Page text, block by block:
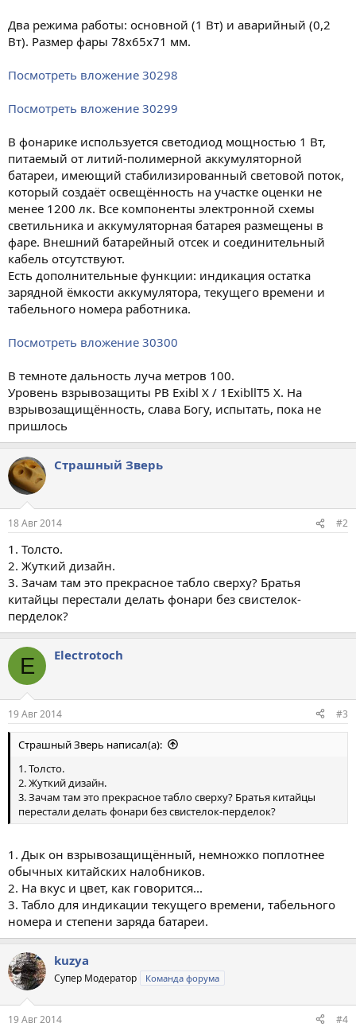
Два режима работы: основной (1 Вт) и аварийный (0,2
Вт). Размер фары 78х65х71 мм.
Посмотреть вложение 30298
Посмотреть вложение 30299
В фонарике используется светодиод мощностью 1 Вт,
питаемый от литий-полимерной аккумуляторной
батареи, имеющий стабилизированный световой поток,
который создаёт освещённость на участке оценки не
менее 1200 лк. Все компоненты электронной схемы
светильника и аккумуляторная батарея размещены в
фаре. Внешний батарейный отсек и соединительный
кабель отсутствуют.
Есть дополнительные функции: индикация остатка
зарядной ёмкости аккумулятора, текущего времени и
табельного номера работника.
Посмотреть вложение 30300
В темноте дальность луча метров 100.
Уровень взрывозащиты PB Exibl X / 1ExibllT5 X. На
взрывозащищённость, слава Богу, испытать, пока не
пришлось
Страшный Зверь
18 Авг 2014 #2
1. Толсто.
2. Жуткий дизайн.
3. Зачам там это прекрасное табло сверху? Братья
китайцы перестали делать фонари без свистелок-
перделок?
E Electrotoch
19 Авг 2014 #3
Страшный Зверь написал(а):
1. Толсто.
2. Жуткий дизайн.
3. Зачам там это прекрасное табло сверху? Братья китайцы
перестали делать фонари без свистелок-перделок?
1. Дык он взрывозащищённый, немножко поплотнее
обычных китайских налобников.
2. На вкус и цвет, как говорится...
3. Табло для индикации текущего времени, табельного
номера и степени заряда батареи.
kuzya
Супер Модератор Команда форума
19 Авг 2014 #4